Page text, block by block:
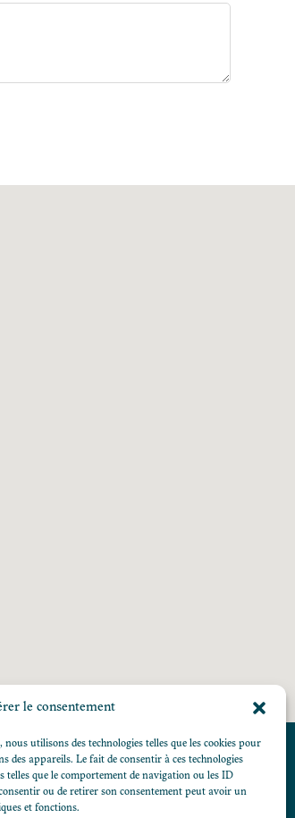
le consentement
utilisons des technologies telles que les cookies pour
des appareils. Le fait de consentir à ces technologies
telles que le comportement de navigation ou les ID
ou de retirer son consentement peut avoir un
et fonctions.
Nous contacter